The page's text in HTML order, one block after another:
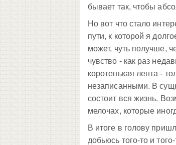
бывает так, чтобы
Но вот что стало
пути, к которой я
может, чуть получше,
чувство - как раз
коротенькая лента -
незаписанными. В
состоит вся жизнь.
мелочах, которые
В итоге в голову
добьюсь того-то и